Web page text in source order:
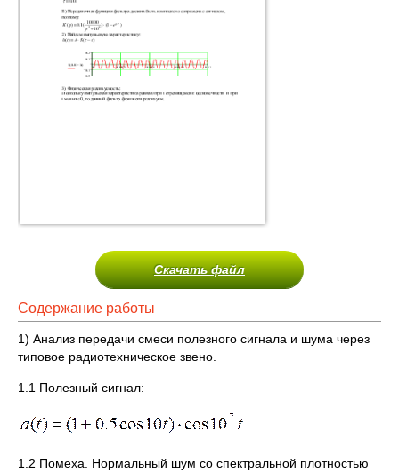
Скачать файл
Содержание работы
1) Анализ передачи смеси полезного сигнала и шума через
типовое радиотехническое звено.
1.1 Полезный сигнал:
1.2 Помеха. Нормальный шум со спектральной плотностью